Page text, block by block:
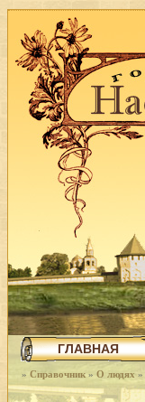
ГЛАВНАЯ
» Справочник » О людях »